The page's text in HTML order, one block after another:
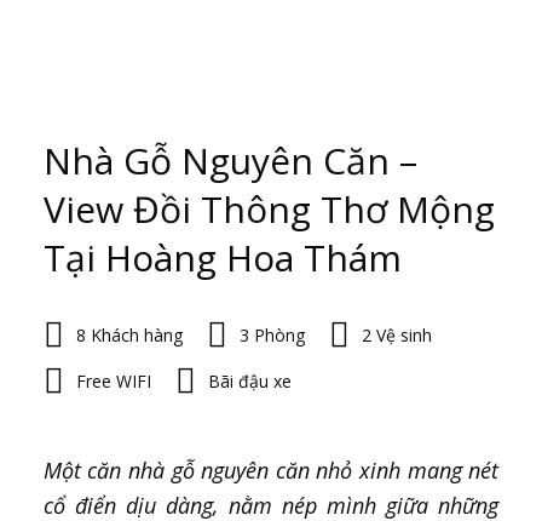
Nhà Gỗ Nguyên Căn –
View Đồi Thông Thơ Mộng
Tại Hoàng Hoa Thám
8 Khách hàng 3 Phòng
2 Vệ sinh
Free WIFI
Bãi đậu xe
Một căn nhà gỗ nguyên căn nhỏ xinh mang nét
cổ điển dịu dàng, nằm nép mình giữa những